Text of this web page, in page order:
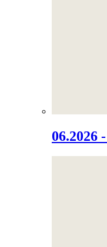
06.2026